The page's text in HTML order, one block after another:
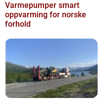
Varmepumper smart
oppvarming for norske
forhold